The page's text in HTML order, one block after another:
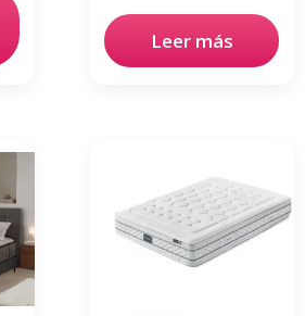
Leer más